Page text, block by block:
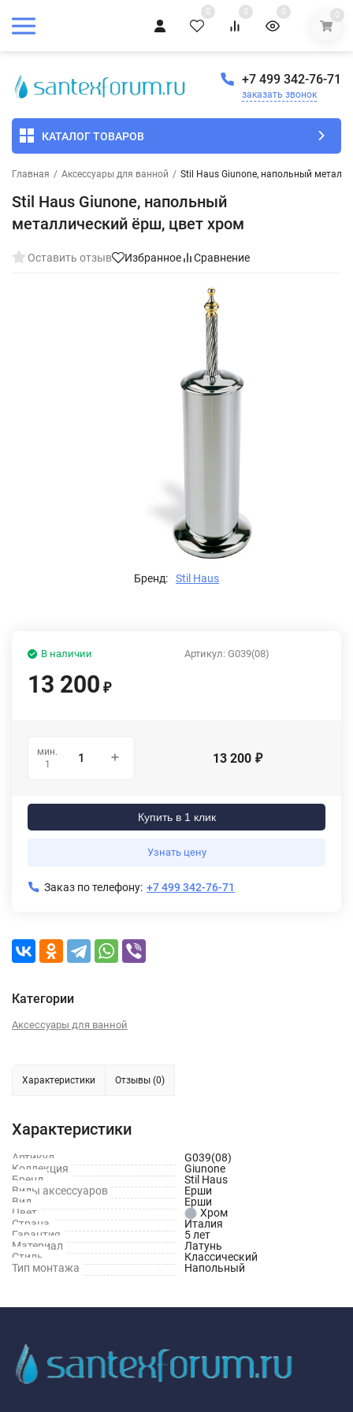
0 0 0 0
+7 499 342-76-71
заказать звонок
КАТАЛОГ ТОВАРОВ
Главная / Аксессуары для ванной / Stil Haus Giunone, напольный
Stil Haus Giunone, напольный
металлический ёрш, цвет хром
Оставить отзыв Избранное Сравнение
Бренд: Stil Haus
Артикул: G039(08)
В наличии
13 200 ₽
мин.
1
13 200 ₽
Купить в 1 клик
Узнать цену
Заказ по телефону: +7 499 342-76-71
Категории
Аксессуары для ванной
Характеристики Отзывы (0)
Характеристики
Артикул
G039(08)
Коллекция
Giunone
Бренд
Stil Haus
Виды аксессуаров
Ерши
Вид
Ерши
Цвет
Хром
Страна
Италия
Гарантия
5 лет
Материал
Латунь
Стиль
Классический
Тип монтажа
Напольный